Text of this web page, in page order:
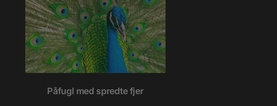
Påfugl med spredte fjer